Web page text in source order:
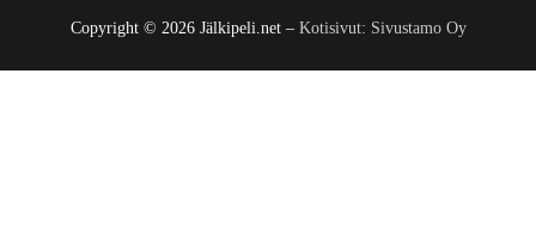
Copyright © 2026 Jälkipeli.net – Kotisivut: Sivustamo Oy